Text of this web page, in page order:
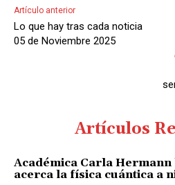
Artículo anterior
Lo que hay tras cada noticia
05 de Noviembre 2025
Artículos
Académica Carla
acerca la física cuántica a